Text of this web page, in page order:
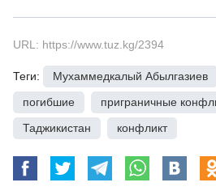
URL: https://www.tuz.kg/2394
Теги: Мухаммедкалый Абылгазиев
погибшие
приграничные
Таджикистан
конфликт